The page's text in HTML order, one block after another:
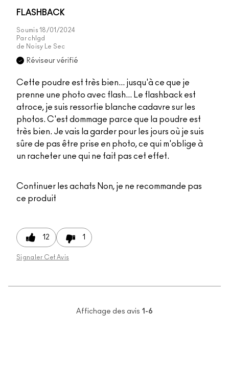
FLASHBACK
Soumis18/01/2024
Par chlgd
de Noisy Le Sec
Réviseur vérifié
Cette poudre est très bien... jusqu'à ce que je
prenne une photo avec flash... Le flashback est
atroce, je suis ressortie blanche cadavre sur les
photos. C'est dommage parce que la poudre est
très bien. Je vais la garder pour les jours où je suis
sûre de pas être prise en photo, ce qui m'oblige à
un racheter une qui ne fait pas cet effet.
Continuer les achats Non, je ne recommande pas
ce produit
12 1
Signaler Cet Avis
Affichage des avis 1-6